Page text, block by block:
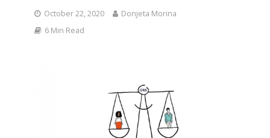
October 22, 2020
Donjeta Morina
6 Min Read